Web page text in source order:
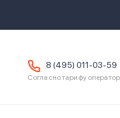
8 (495) 011-03-59
Согласно тарифу